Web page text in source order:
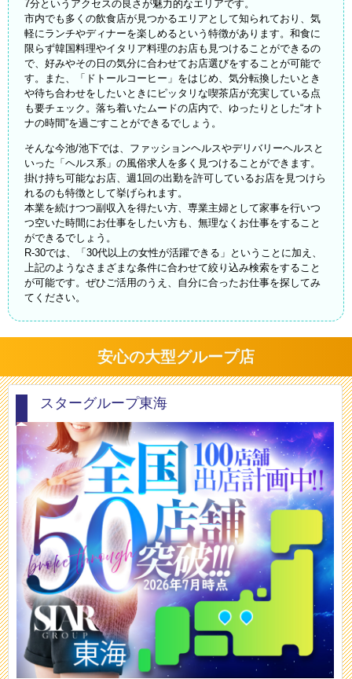
7分というアクセスの良さが魅力的なエリアです。
市内でも多くの飲食店が見つかるエリアとして知られており、気
軽にランチやディナーを楽しめるという特徴があります。和食に
限らず韓国料理やイタリア料理のお店も見つけることができるの
で、好みやその日の気分に合わせてお店選びをすることが可能で
す。また、「ドトールコーヒー」をはじめ、気分転換したいとき
や待ち合わせをしたいときにピッタリな喫茶店が充実している点
も要チェック。落ち着いたムードの店内で、ゆったりとした“オト
ナの時間”を過ごすことができるでしょう。
そんな今池/池下では、ファッションヘルスやデリバリーヘルスと
いった「ヘルス系」の風俗求人を多く見つけることができます。
掛け持ち可能なお店、週1回の出勤を許可しているお店を見つけら
れるのも特徴として挙げられます。
本業を続けつつ副収入を得たい方、専業主婦として家事を行いつ
つ空いた時間にお仕事をしたい方も、無理なくお仕事をすること
ができるでしょう。
R-30では、「30代以上の女性が活躍できる」ということに加え、
上記のようなさまざまな条件に合わせて絞り込み検索をすること
が可能です。ぜひご活用のうえ、自分に合ったお仕事を探してみ
てください。
安心の大型グループ店
スターグループ東海